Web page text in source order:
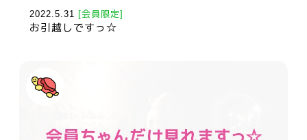
2022.5.31 [会員限定]
お引越しですっ☆